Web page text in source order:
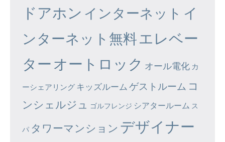
ドアホン インターネット イ
ンターネット無料エレベー
ター オートロック オール電化 カ
ーシェアリング キッズルーム ゲストルーム コ
ンシェルジュ
ゴルフレンジ シアタールーム ス
パ タワーマンション デザイナー